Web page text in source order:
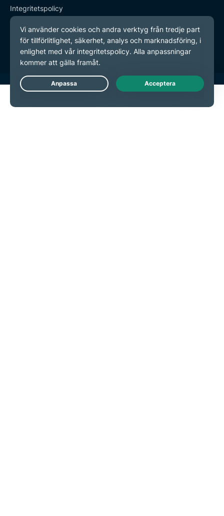
Integritetspolicy
Användarvillkor
Inställningar för cookies
Live Chat